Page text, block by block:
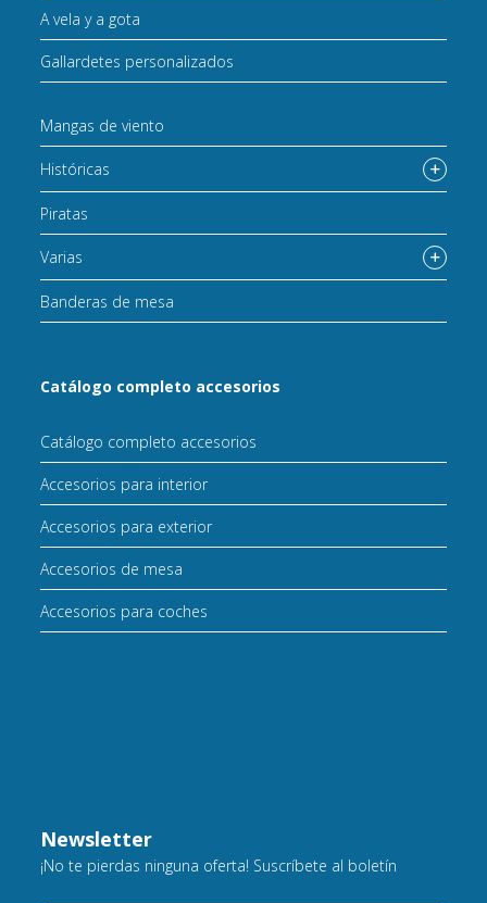
A vela y a gota
Gallardetes personalizados
Mangas de viento
Históricas
Piratas
Varias
Banderas de mesa
Catálogo completo accesorios
Catálogo completo accesorios
Accesorios para interior
Accesorios para exterior
Accesorios de mesa
Accesorios para coches
Newsletter
¡No te pierdas ninguna oferta! Suscríbete al boletín